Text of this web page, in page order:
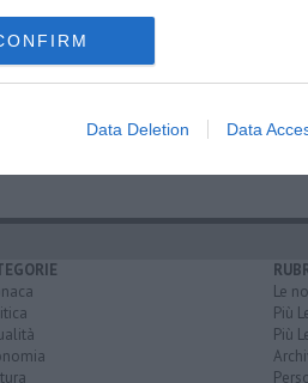
Data Deletion Data
negli ambulatori
il picco
livorno
Le
Più
Più